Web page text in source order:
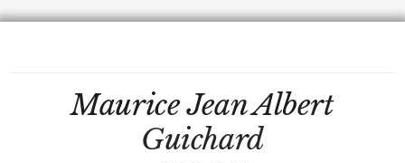
Maurice Jean Albert
Guichard